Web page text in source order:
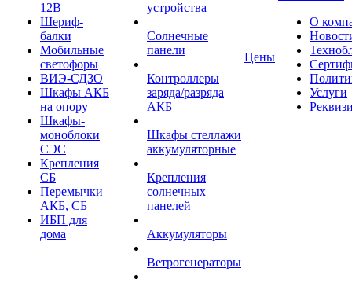
12В
Шериф-
балки
Мобильные
светофоры
ВИЭ-СДЗО
Шкафы АКБ
на опору
Шкафы-
моноблоки
СЭС
Крепления
СБ
Перемычки
АКБ, СБ
ИБП для
дома
устройства
Солнечные
панели
Контроллеры
заряда/разряда
АКБ
Шкафы стеллажи
аккумуляторные
Крепления
солнечных
панелей
Аккумуляторы
Ветрогенераторы
Цены
О
Услуги